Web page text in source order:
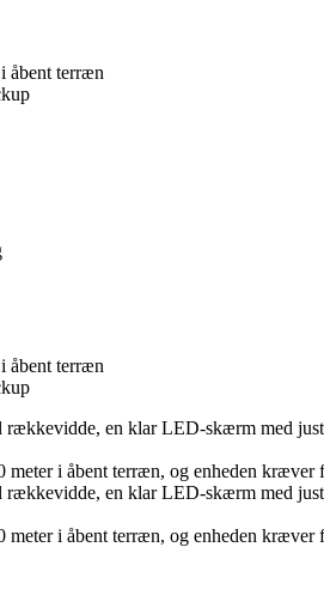
åbent terræn
åbent terræn
rækkevidde, en klar LED-skærm med
i åbent terræn, og enheden
rækkevidde, en klar LED-skærm med
i åbent terræn, og enheden